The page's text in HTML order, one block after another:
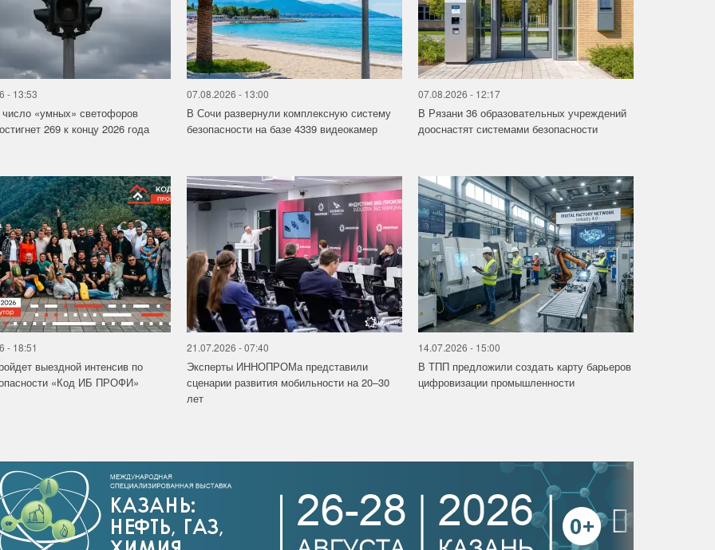
- 13:53
«умных» светофоров
269 к концу 2026 года
07.08.2026 - 13:00
В Сочи развернули комплексную систему
безопасности на базе 4339 видеокамер
07.08.2026 - 12:17
В Рязани 36 образовательных учреждений
дооснастят системами безопасности
- 18:51
выездной интенсив по
«Код ИБ ПРОФИ»
21.07.2026 - 07:40
Эксперты ИННОПРОМа представили
сценарии развития мобильности на 20–30
лет
14.07.2026 - 15:00
В ТПП предложили создать карту барьеров
цифровизации промышленности
›